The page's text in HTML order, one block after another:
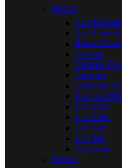
Blocos
Aux
Aux Lateral
Bloco
Contato
Contato
Contator
Conector
Externo DM
Led 110v
Led 220v
Led 24v
Led 48v
Supressor
Botões